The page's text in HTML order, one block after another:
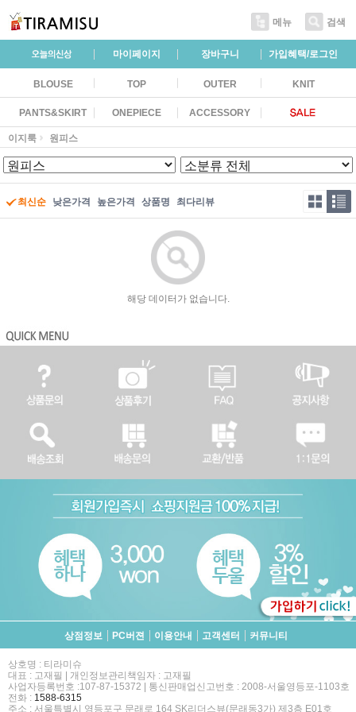
메뉴 검색
마이페이지 장바구니 가입혜택/로그인
BLOUSE TOP OUTER KNIT
PANTS&SKIRT ONEPIECE ACCESSORY
이지룩 원피스
최신순 낮은가격 높은가격 상품명 최다리뷰
해당 데이터가 없습니다.
상점정보 PC버젼 이용안내 고객센터 커뮤니티
상호명 : 티라미슈
대표 : 고재필 | 개인정보관리책임자 : 고재필
사업자등록번호 :107-87-15372 | 통신판매업신고번호 : 2008-서울영등포-1103호
전화 : 1588-6315
주소 : 서울특별시 영등포구 문래로 164 SK리더스뷰(문래동3가) 제3층 E01호